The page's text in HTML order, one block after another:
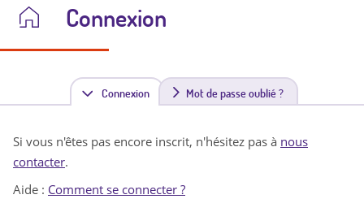
Connexion
Connexion(
n
Mot de passe oublié ?
Si vous n'êtes pas encore inscrit, n'hésitez pas à nous
contacter.
Aide : Comment se connecter ?